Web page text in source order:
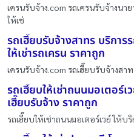
เครนรับจ้าง.com รถเครนรับจ้างนา
ให้เช่
รถเฮี๊ยบรับจ้างสาทร บริการ
ให้เช่ารถเครน ราคาถูก
เครนรับจ้าง.com รถเฮี๊ยบรับจ้างสา
รถเฮี๊ยบให้เช่าถนนมอเตอร์
เฮี๊ยบรับจ้าง ราคาถูก
รถเฮี๊ยบให้เช่าถนนมอเตอร์เวย์ ให้บ